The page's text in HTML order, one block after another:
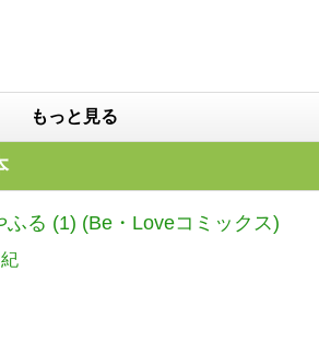
もっと見る
ふる (1) (Be・Loveコミックス)